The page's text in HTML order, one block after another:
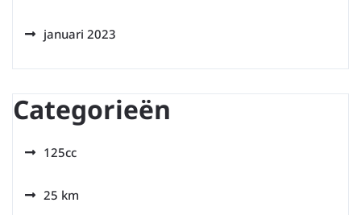
januari 2023
Categorieën
125cc
25 km